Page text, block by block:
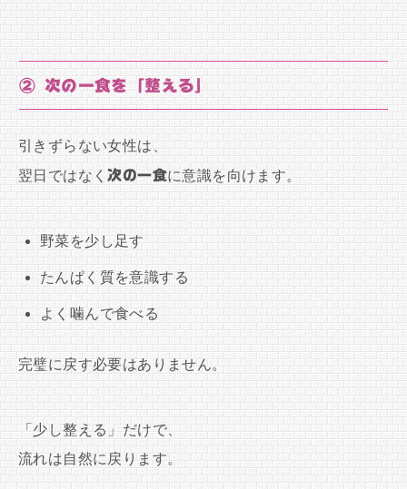
② 次の一食を「整える」
引きずらない女性は、
翌日ではなく次の一食に意識を向けます。
野菜を少し足す
たんぱく質を意識する
よく噛んで食べる
完璧に戻す必要はありません。
「少し整える」だけで、
流れは自然に戻ります。